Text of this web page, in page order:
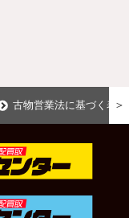
古物営業法に基づく表示
＞